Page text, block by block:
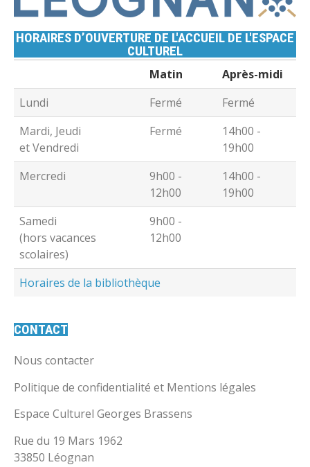
HORAIRES D’OUVERTURE DE L'ACCUEIL DE L'ESPACE
CULTUREL
Matin
Après-midi
Lundi
Fermé
Fermé
Mardi, Jeudi
et Vendredi
Fermé
14h00 -
19h00
Mercredi
9h00 -
12h00
14h00 -
19h00
Samedi
(hors vacances
scolaires)
9h00 -
12h00
Horaires de la bibliothèque
CONTACT
Nous contacter
Politique de confidentialité et Mentions légales
Espace Culturel Georges Brassens
Rue du 19 Mars 1962
33850 Léognan